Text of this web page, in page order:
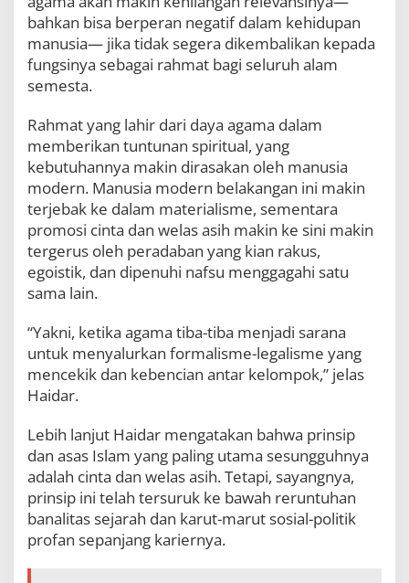
u
k
P
a
m
a
i
a
n
D
u
n
i
bahkan bisa berperan negatif dalam kehidupan
manusia— jika tidak segera dikembalikan kepada
fungsinya sebagai rahmat bagi seluruh alam
semesta.
Rahmat yang lahir dari daya agama dalam
memberikan tuntunan spiritual, yang
kebutuhannya makin dirasakan oleh manusia
modern. Manusia modern belakangan ini makin
terjebak ke dalam materialisme, sementara
promosi cinta dan welas asih makin ke sini makin
tergerus oleh peradaban yang kian rakus,
egoistik, dan dipenuhi nafsu menggagahi satu
sama lain.
“Yakni, ketika agama tiba-tiba menjadi sarana
untuk menyalurkan formalisme-legalisme yang
mencekik dan kebencian antar kelompok,” jelas
Haidar.
Lebih lanjut Haidar mengatakan bahwa prinsip
dan asas Islam yang paling utama sesungguhnya
adalah cinta dan welas asih. Tetapi, sayangnya,
prinsip ini telah tersuruk ke bawah reruntuhan
banalitas sejarah dan karut-marut sosial-politik
profan sepanjang kariernya.